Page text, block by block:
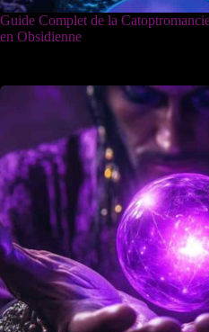
Guide Complet de la
en Obsidienne